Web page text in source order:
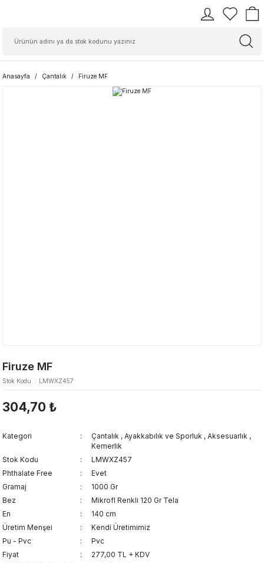
Anasayfa Çantalık Firuze MF
Firuze MF
Stok Kodu LMWXZ457
304,70 ₺
Kategori Çantalık , Ayakkabılık ve Sporluk , Aksesuarlık ,
Kemerlik
Stok Kodu
LMWXZ457
Phthalate Free
Evet
Gramaj
1000 Gr
Bez
Mikrofl Renkli 120 Gr Tela
En
140 cm
Üretim Menşei
Kendi Üretimimiz
Pu - Pvc
Pvc
Fiyat
277,00 TL + KDV